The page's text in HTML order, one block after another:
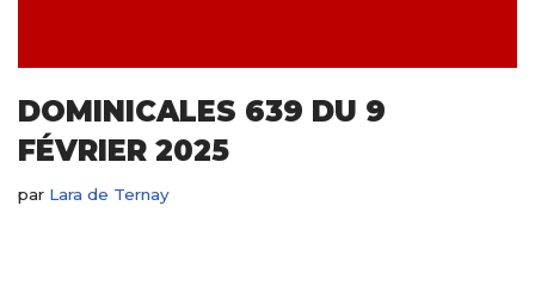
DOMINICALES 639 DU 9
FÉVRIER 2025
par Lara de Ternay